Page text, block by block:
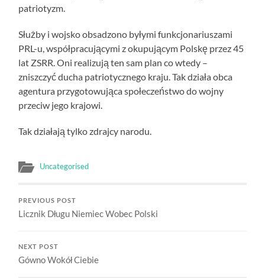
patriotyzm.
Służby i wojsko obsadzono byłymi funkcjonariuszami
PRL-u, współpracującymi z okupującym Polskę przez 45
lat ZSRR. Oni realizują ten sam plan co wtedy –
zniszczyć ducha patriotycznego kraju. Tak działa obca
agentura przygotowująca społeczeństwo do wojny
przeciw jego krajowi.
Tak działają tylko zdrajcy narodu.
Uncategorised
PREVIOUS POST
Licznik Długu Niemiec Wobec Polski
NEXT POST
Gówno Wokół Ciebie